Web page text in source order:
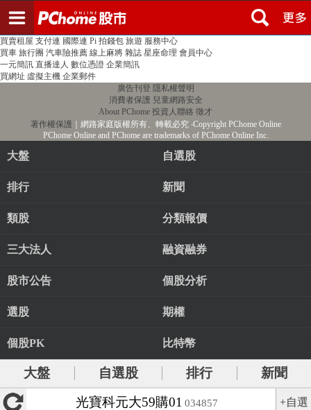
PChome首頁 線上購物 24h購物 書店
買賣租屋 支付連 國際連 Pi 拍錢包 旅遊 服務中心
買車 旅行團 汽車險推薦 線上麻將 雜誌 星座命理 會員中心
一元簡訊 直播達人 數位憑證 企業簡訊
買網址 虛擬主機 企業郵件
廣告刊登 隱私權聲明
消費者保護 兒童網路安全
About PChome 投資人聯絡 徵才
著作權保護 ｜網路家庭版權所有、轉載必究‧Copyright PChome Online
PChome Online and PChome are trademarks of PChome Online Inc.
大盤 自選股
排行 新聞
類股 分類報價
三大法人 融資融券
股市公告 個股分析
選股 期權
個股PK 比特幣
大盤 自選股 排行
新聞
光寶科元大59購01 034857 +自選